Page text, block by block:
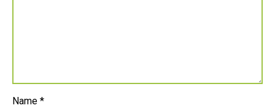
Name *